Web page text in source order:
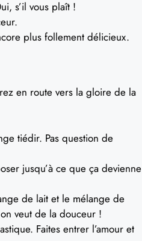
s’il vous plaît !
plus follement délicieux.
en route vers la gloire de la
tiédir. Pas question de
jusqu’à ce que ça devienne
de lait et le mélange de
veut de la douceur !
Faites entrer l’amour et